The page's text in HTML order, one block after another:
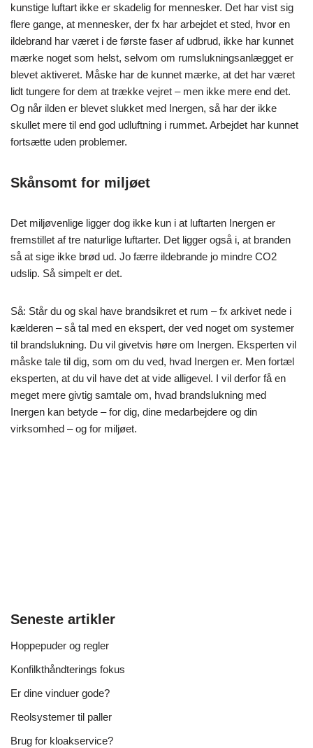
kunstige luftart ikke er skadelig for mennesker. Det har vist sig
flere gange, at mennesker, der fx har arbejdet et sted, hvor en
ildebrand har været i de første faser af udbrud, ikke har kunnet
mærke noget som helst, selvom om rumslukningsanlægget er
blevet aktiveret. Måske har de kunnet mærke, at det har været
lidt tungere for dem at trække vejret – men ikke mere end det.
Og når ilden er blevet slukket med Inergen, så har der ikke
skullet mere til end god udluftning i rummet. Arbejdet har kunnet
fortsætte uden problemer.
Skånsomt for miljøet
Det miljøvenlige ligger dog ikke kun i at luftarten Inergen er
fremstillet af tre naturlige luftarter. Det ligger også i, at branden
så at sige ikke brød ud. Jo færre ildebrande jo mindre CO2
udslip. Så simpelt er det.
Så: Står du og skal have brandsikret et rum – fx arkivet nede i
kælderen – så tal med en ekspert, der ved noget om systemer
til brandslukning. Du vil givetvis høre om Inergen. Eksperten vil
måske tale til dig, som om du ved, hvad Inergen er. Men fortæl
eksperten, at du vil have det at vide alligevel. I vil derfor få en
meget mere givtig samtale om, hvad brandslukning med
Inergen kan betyde – for dig, dine medarbejdere og din
virksomhed – og for miljøet.
Seneste artikler
Hoppepuder og regler
Konfilkthåndterings fokus
Er dine vinduer gode?
Reolsystemer til paller
Brug for kloakservice?